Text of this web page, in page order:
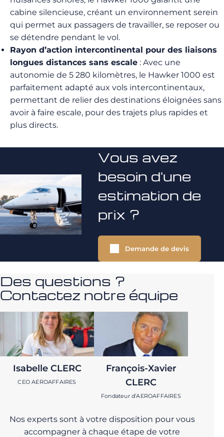
cabine silencieuse, créant un environnement serein
qui permet aux passagers de travailler, se reposer ou
se détendre pendant le vol.
Rayon d’action intercontinental pour des liaisons
longues distances sans escale : Avec une
autonomie de 5 280 kilomètres, le Hawker 1000 est
parfaitement adapté aux vols intercontinentaux,
permettant de relier des destinations éloignées sans
avoir à faire escale, pour des trajets plus rapides et
plus directs.
Vous avez
besoin d'une
estimation de
prix ?
Demande de devis
Des questions ?
Contactez notre équipe
Isabelle CLERC
CEO AEROAFFAIRES
François-Xavier
CLERC
Fondateur d’AEROAFFAIRES
Nos experts sont à votre disposition pour vous
accompagner à chaque étape de votre